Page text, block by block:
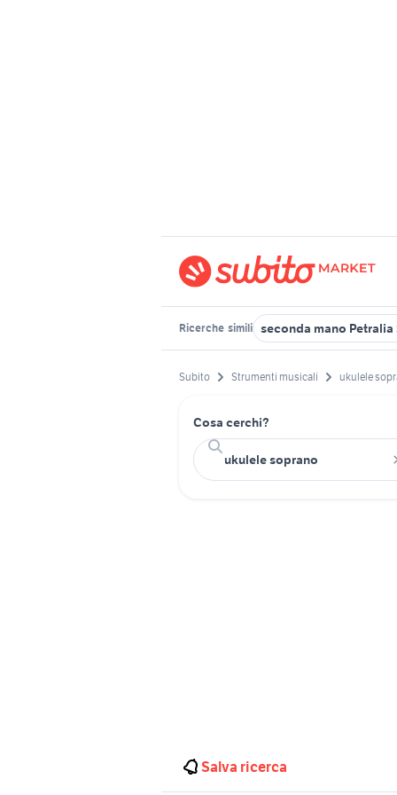
Ricerche simili seconda mano Petralia
Subito Strumenti musicali ukulele
Cosa cerchi?
Salva ricerca